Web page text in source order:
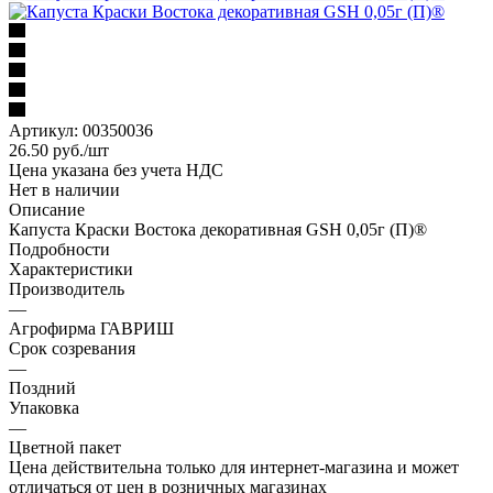
Артикул: 00350036
26.50 руб./шт
Цена указана без учета НДС
Нет в наличии
Описание
Капуста Краски Востока декоративная GSH 0,05г (П)®
Подробности
Характеристики
Производитель
—
Агрофирма ГАВРИШ
Срок созревания
—
Поздний
Упаковка
—
Цветной пакет
Цена действительна только для интернет-магазина и может
отличаться от цен в розничных магазинах